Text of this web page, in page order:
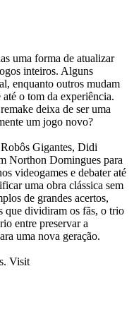
uma forma de atualizar
inteiros. Alguns
enquanto outros mudam
o tom da experiência.
deixa de ser uma
um jogo novo?
Gigantes, Didi
Northon Domingues para
videogames e debater até
uma obra clássica sem
de grandes acertos,
que dividiram os fãs, o trio
entre preservar a
uma nova geração.
Visit